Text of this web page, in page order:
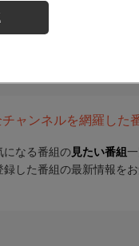
ャンネルを網羅した
になる番組の 見たい番組
録した番組の最新情報を